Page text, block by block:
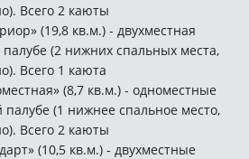
Всего 2 каюты
(19,8 кв.м.) - двухместная
(2 нижних спальных места,
Всего 1 каюта
(8,7 кв.м.) - одноместные
(1 нижнее спальное место,
Всего 2 каюты
(10,5 кв.м.) - двухместные